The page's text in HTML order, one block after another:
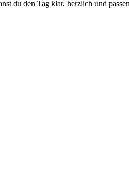
du den Tag klar, herzlich und